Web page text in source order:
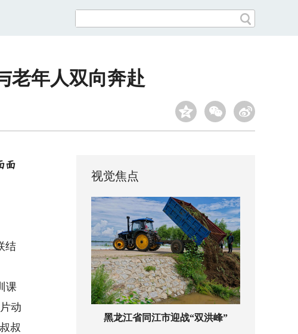
年人双向奔赴
面
结
课
动
叔
视觉焦点
黑龙江省同江市迎战“双洪峰”